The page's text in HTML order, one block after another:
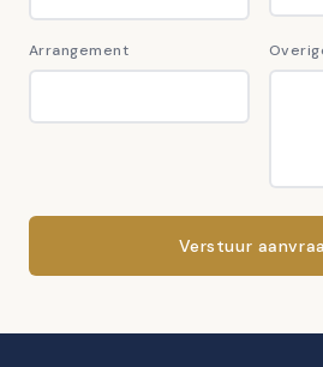
Arrangement
Verstuur